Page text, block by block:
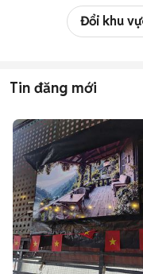
Đổi khu
Tin đăng mới